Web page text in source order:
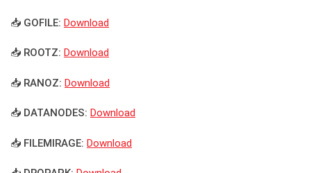
📥 GOFILE: Download
📥 ROOTZ: Download
📥 RANOZ: Download
📥 DATANODES: Download
📥 FILEMIRAGE: Download